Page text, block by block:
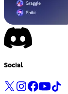
Social